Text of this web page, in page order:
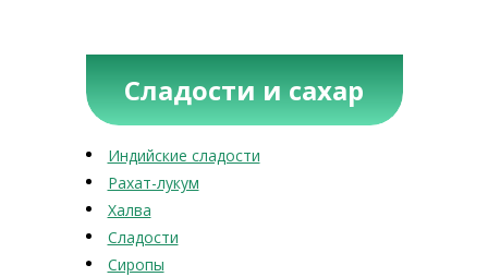
Сладости и сахар
Индийские сладости
Рахат-лукум
Халва
Сладости
Сиропы